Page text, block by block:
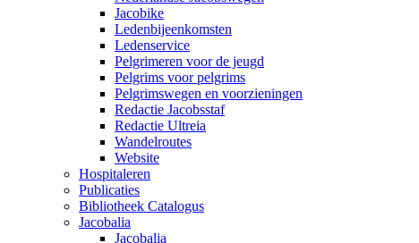
Jacobike
Ledenbijeenkomsten
Ledenservice
Pelgrimeren voor de jeugd
Pelgrims voor pelgrims
Pelgrimswegen en voorzieningen
Redactie Jacobsstaf
Redactie Ultreia
Wandelroutes
Website
Hospitaleren
Publicaties
Bibliotheek Catalogus
Jacobalia
Jacobalia